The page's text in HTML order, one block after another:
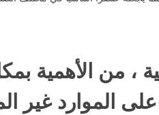
، من الأهمية
على الموارد غير